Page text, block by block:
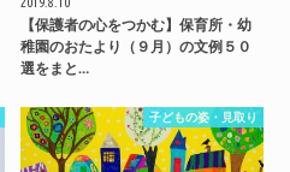
【保護者の心をつかむ】保育所・幼
稚園のおたより（９月）の文例５０
選をまと…
子どもの姿・見取り